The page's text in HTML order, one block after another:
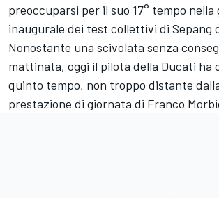
preoccuparsi per il suo 17° tempo nella
inaugurale dei test collettivi di Sepang
Nonostante una scivolata senza
mattinata, oggi il pilota della Ducati ha
quinto tempo, non troppo distante
prestazione di giornata di Franco